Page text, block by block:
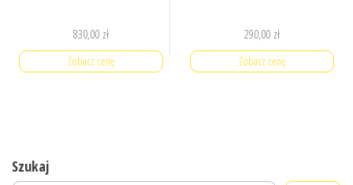
830,00 zł
Zobacz cenę
290,00 zł
Zobacz cenę
Szukaj